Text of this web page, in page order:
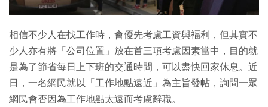
相信不少人在找工作時，會優先考慮工資與褔利，但其實不
少人亦有將「公司位置」放在首三項考慮因素當中，目的就
是為了節省每日上下班的交通時間，可以盡快回家休息。近
日，一名網民就以「工作地點遠近」為主旨發帖，詢問一眾
網民會否因為工作地點太遠而考慮辭職。